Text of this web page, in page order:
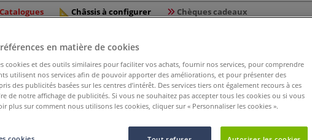
Catalogues Châssis à configurer Chèques cadeaux
Encre de Chine
5
Encre de Chine véritable
en matière de cookies
cookies et des outils similaires pour faciliter vos achats, fournir nos services, pour comprendre
utilisent nos services afin de pouvoir apporter des améliorations, et pour présenter des
des publicités basées sur les centres d’intérêt. Des services tiers ont également recours à ces
de notre affichage de publicités. Si vous ne souhaitez pas accepter tous les cookies ou si vous
plus sur comment nous utilisons les cookies, cliquer sur « Personnaliser les cookies ».